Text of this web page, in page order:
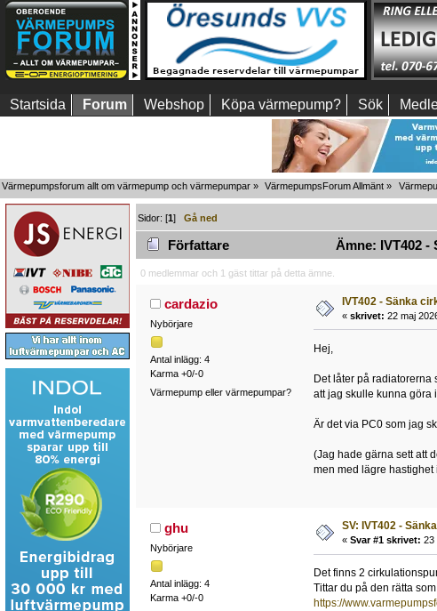
Startsida Forum Webshop Köpa värmepump? Sök
Värmepumpsforum allt om värmepump och värmepumpar » VärmepumpsForum Allmänt »
Sidor: [1]Gå ned
Författare Ämne: IVT402
0 medlemmar och 1 gäst tittar på detta ämne.
cardazio
Nybörjare
Antal inlägg: 4
Karma +0/-0
Värmepump eller värmepumpar?
IVT402 - Sänka
« skrivet: 22 maj
Hej,
Det låter på radiatorerna
att jag skulle kunna göra
Är det via PC0 som jag
(Jag hade gärna sett att
men med lägre hastighet
ghu
Nybörjare
Antal inlägg: 4
Karma +0/-0
SV: IVT402 -
« Svar #1 skrivet: 23
Det finns 2
Tittar du på den rätta
https://